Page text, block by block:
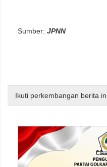
Sumber: JPNN
Ikuti perkembangan berita